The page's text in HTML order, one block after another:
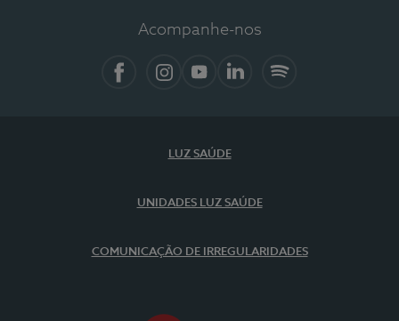
Acompanhe-nos
LUZ SAÚDE
UNIDADES LUZ SAÚDE
COMUNICAÇÃO DE IRREGULARIDADES